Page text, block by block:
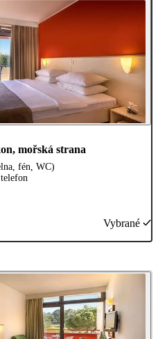
mořská strana
fén, WC)
Vybrané